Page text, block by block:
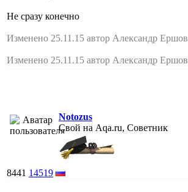
Не сразу конечно
Изменено 25.11.15 автор Александр Ершов
Изменено 25.11.15 автор Александр Ершов
Notozus
Свой на Aqa.ru, Советник
8441 14519